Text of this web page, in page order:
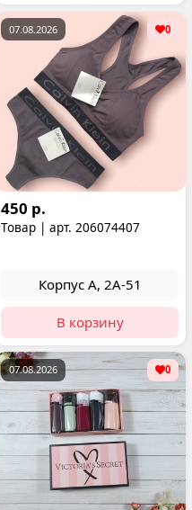
07.08.2026 0
450 р.
Товар | арт. 206074407
Корпус А, 2А-51
В корзину
07.08.2026 0